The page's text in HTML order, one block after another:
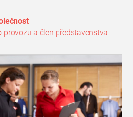
provozu a člen představenstva